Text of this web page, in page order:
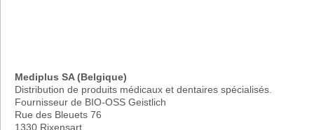
Mediplus SA (Belgique)
Distribution de produits médicaux et dentaires spécialisés.
Fournisseur de BIO-OSS Geistlich
Rue des Bleuets 76
1330 Rixensart